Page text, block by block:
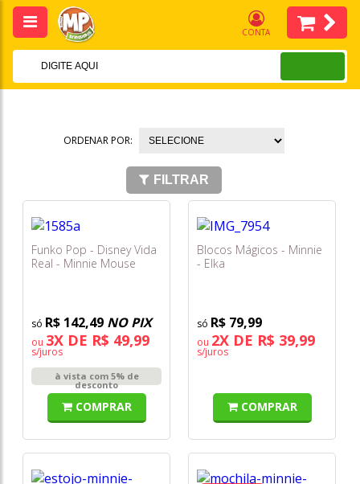
CONTA
ORDENAR POR:
FILTRAR
Funko Pop - Disney Vida
Real - Minnie Mouse
R$ 142,49 NO PIX
ou 3X DE R$ 49,99
s/juros
à vista com 5% de
desconto
COMPRAR
Blocos Mágicos - Minnie
- Elka
R$ 79,99
ou 2X DE R$ 39,99
s/juros
COMPRAR